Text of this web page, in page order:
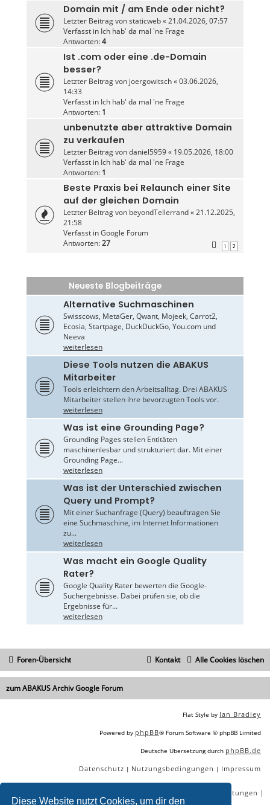
Diese Website nutzt Cookies, um dir den
Domain mit / am Ende oder nicht?
Letzter Beitrag vonstaticweb«21.04.2026, 07:57
Verfasst in Ich hab' da mal 'ne Frage
Antworten:4
Ist .com oder eine .de-Domain
besser?
Letzter Beitrag von joergowitsch«03.06.2026,
14:33
Verfasst in Ich hab' da mal 'ne Frage
Antworten: 1
unbenutzte aber attraktive Domain
zu verkaufen
Letzter Beitrag vondaniel5959« 19.05.2026, 18:00
Verfasst in Ich hab' da mal 'ne Frage
Antworten: 1
Beste Praxis bei Relaunch einer Site
auf der gleichen Domain
Letzter Beitrag von beyondTellerrand«21.12.2025,
21:58
Verfasst inGoogle Forum
Antworten:27 1 2
Neueste Blogbeiträge
Alternative Suchmaschinen
Swisscows, MetaGer, Qwant, Mojeek, Carrot2,
Ecosia, Startpage, DuckDuckGo, You.com und
Neeva
weiterlesen
Diese Tools nutzen die ABAKUS
Mitarbeiter
Tools erleichtern den Arbeitsalltag. Drei ABAKUS
Mitarbeiter stellen ihre bevorzugten Tools vor.
weiterlesen
Was ist eine Grounding Page?
Grounding Pages stellen Entitäten
maschinenlesbar und strukturiert dar. Mit einer
Grounding Page...
weiterlesen
Was ist der Unterschied zwischen
Query und Prompt?
Mit einer Suchanfrage (Query) beauftragen Sie
eine Suchmaschine, im Internet Informationen
zu...
weiterlesen
Was macht ein Google Quality
Rater?
Google Quality Rater bewerten die Google-
Suchergebnisse. Dabei prüfen sie, ob die
Ergebnisse für...
weiterlesen
Foren-Übersicht Alle Cookies löschen
Kontakt
zum ABAKUS Archiv Google Forum
Flat Style by Ian Bradley
Powered by phpBB® Forum Software © phpBB Limited
Deutsche Übersetzung durch phpBB.de
Datenschutz | Nutzungsbedingungen | Impressum
SEO Dienstleistungen |